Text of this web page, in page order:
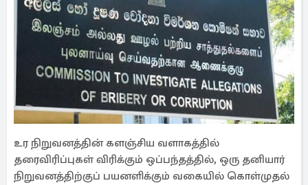
உர நிறுவனத்தின் களஞ்சிய வளாகத்தில்
தரைவிரிப்புகள் விரிக்கும் ஒப்பந்தத்தில், ஒரு தனியார்
நிறுவனத்திற்குப் பயனளிக்கும் வகையில் கொள்முதல்